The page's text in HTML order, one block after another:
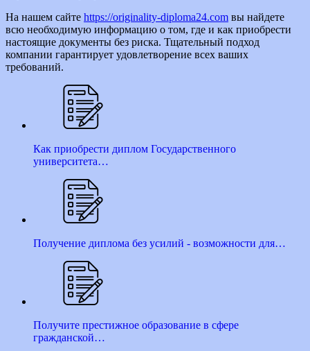
На нашем сайте https://originality-diploma24.com вы найдете
всю необходимую информацию о том, где и как приобрести
настоящие документы без риска. Тщательный подход
компании гарантирует удовлетворение всех ваших
требований.
Как приобрести диплом Государственного
университета…
Получение диплома без усилий - возможности для…
Получите престижное образование в сфере
гражданской…